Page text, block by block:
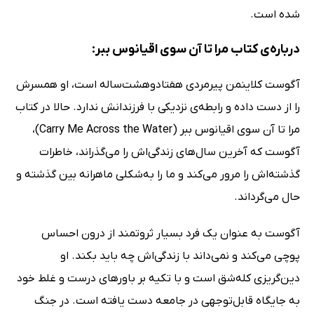
شده است.
درباره‌ی کتاب مرا تا آن سوی اقیانوس ببر:
آگوست کلاینمن پیرمردی هفتادو‌هشت‌ساله است، او همسرش
را از دست داده و رابطه‌ی نزدیکی با فرزندانش ندارد. حالا در کتاب
مرا تا آن سوی اقیانوس ببر (Carry Me Across the Water)،
آگوست که آخرین سال‌های زندگی‌اش را می‌گذراند، خاطرات
گذشته‌اش را مرور می‌کند و ما را به‌شکلی ماهرانه بین گذشته و
حال می‌گرداند.
آگوست به عنوان یک فرد بسیار ثروتمند از درون احساس
پوچی می‌کند و نمی‌داند با زندگی‌اش چه باید بکند. او
دین‌گریزی کله‌شق است و با تکیه بر باورهای درست و غلط خود
به جایگاه قابل‌توجهی در جامعه دست یافته است. در جنگ